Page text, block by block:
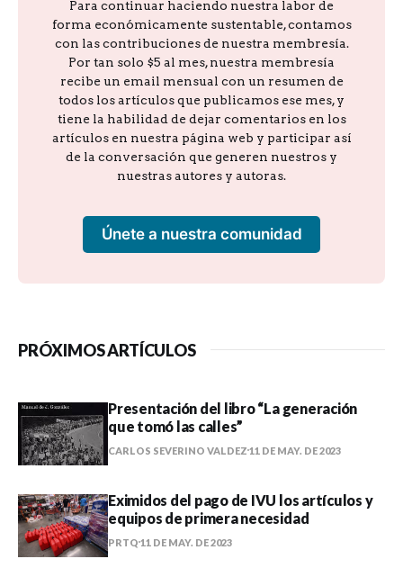
Para continuar haciendo nuestra labor de
forma económicamente sustentable, contamos
con las contribuciones de nuestra membresía.
Por tan solo $5 al mes, nuestra membresía
recibe un email mensual con un resumen de
todos los artículos que publicamos ese mes, y
tiene la habilidad de dejar comentarios en los
artículos en nuestra página web y participar así
de la conversación que generen nuestros y
nuestras autores y autoras.
Únete a nuestra comunidad
PRÓXIMOS ARTÍCULOS
Presentación del libro “La generación
que tomó las calles”
CARLOS SEVERINO VALDEZ 11 DE MAY. DE 2023
Eximidos del pago de IVU los artículos y
equipos de primera necesidad
PRTQ 11 DE MAY. DE 2023